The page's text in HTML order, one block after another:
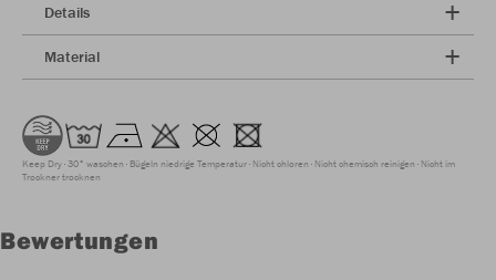
Details
Material
Keep Dry 30° waschen Bügeln niedrige Temperatur Nicht chloren Nicht chemisch reinigen Nicht im
Trockner trocknen
Bewertungen